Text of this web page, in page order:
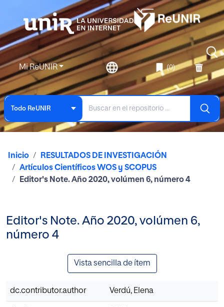
Mi ReUNIR (0)
Todo ReUNIR
Inicio
RESULTADOS DE INVESTIGACIÓN
Artículos Científicos WOS y SCOPUS
Editor's Note. Año 2020, volúmen 6, número 4
Editor's Note. Año 2020, volúmen 6,
número 4
Vista sencilla de ítem
dc.contributor.author Verdú, Elena